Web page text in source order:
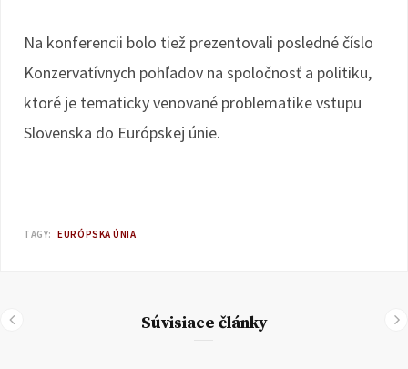
Na konferencii bolo tiež prezentovali posledné číslo
Konzervatívnych pohľadov na spoločnosť a politiku,
ktoré je tematicky venované problematike vstupu
Slovenska do Európskej únie.
TAGY: EURÓPSKA ÚNIA
Súvisiace články